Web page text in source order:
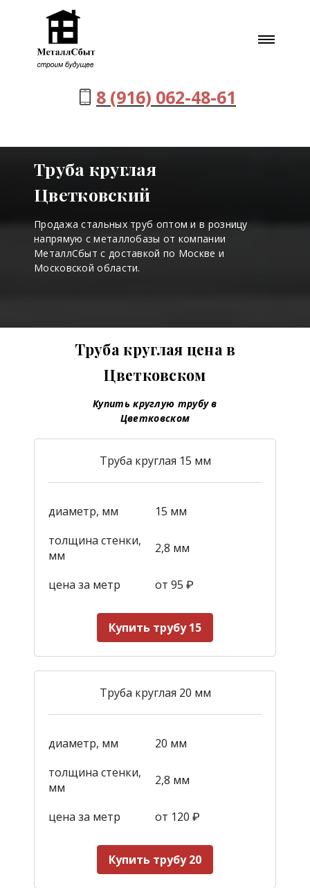
8 (916) 062-48-61
Труба круглая
Цветковский
Продажа стальных труб оптом и в розницу
напрямую с металлобазы от компании
МеталлСбыт с доставкой по Москве и
Московской области.
Труба круглая цена в
Цветковском
Купить круглую трубу в
Цветковском
Труба круглая 15 мм
диаметр, мм
15 мм
толщина стенки,
мм
2,8 мм
цена за метр от 95 ₽
Купить трубу 15
Труба круглая 20 мм
диаметр, мм
20 мм
толщина стенки,
мм
2,8 мм
цена за метр от 120 ₽
Купить трубу 20